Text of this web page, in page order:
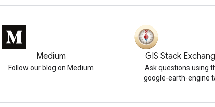
Medium
Follow our blog on Medium
GIS Stack
Ask questions using
google-earth-engine